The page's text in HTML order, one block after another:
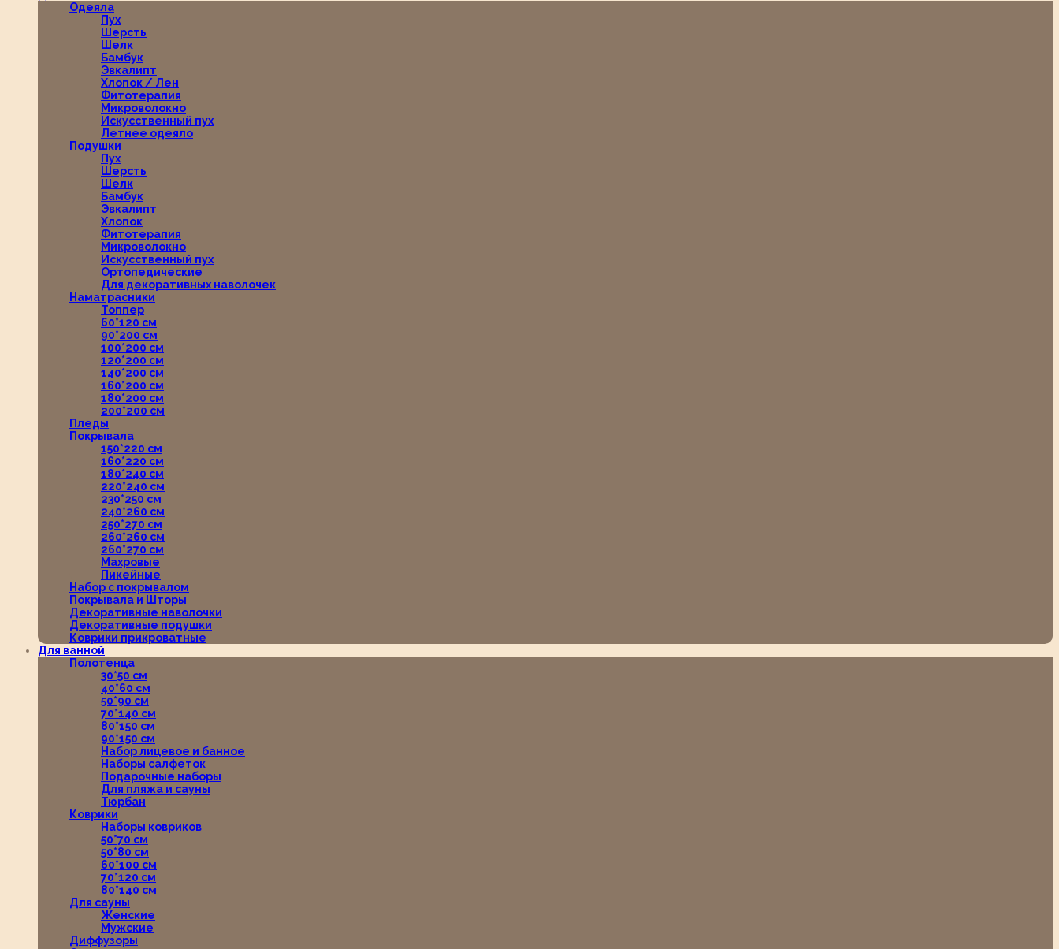
Одеяла
Пух
Шерсть
Шелк
Бамбук
Эвкалипт
Хлопок / Лен
Фитотерапия
Микроволокно
Искусственный пух
Летнее одеяло
Подушки
Пух
Шерсть
Шелк
Бамбук
Эвкалипт
Хлопок
Фитотерапия
Микроволокно
Искусственный пух
Ортопедические
Для декоративных наволочек
Наматрасники
Топпер
60*120 см
90*200 см
100*200 см
120*200 см
140*200 см
160*200 см
180*200 см
200*200 см
Пледы
Покрывала
150*220 см
160*220 см
180*240 см
220*240 см
230*250 см
240*260 см
250*270 см
260*260 см
260*270 см
Махровые
Пикейные
Набор с покрывалом
Покрывала и Шторы
Декоративные наволочки
Декоративные подушки
Коврики прикроватные
Для ванной
Полотенца
30*50 см
40*60 см
50*90 см
70*140 см
80*150 см
90*150 см
Набор лицевое и банное
Наборы салфеток
Подарочные наборы
Для пляжа и сауны
Тюрбан
Коврики
Наборы ковриков
50*70 см
50*80 см
60*100 см
70*120 см
80*140 см
Для сауны
Женские
Мужские
Диффузоры